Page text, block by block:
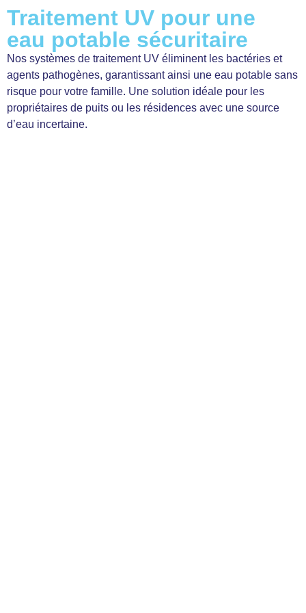
Traitement UV pour une
eau potable sécuritaire
Nos systèmes de traitement UV éliminent les bactéries et
agents pathogènes, garantissant ainsi une eau potable sans
risque pour votre famille. Une solution idéale pour les
propriétaires de puits ou les résidences avec une source
d’eau incertaine.